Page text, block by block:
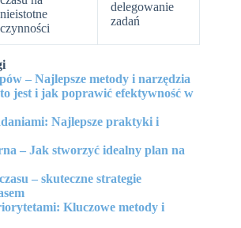
nieistotne
czynności
delegowanie
zadań
– Najlepsze metody i narzędzia
jest i jak poprawić efektywność w
Najlepsze praktyki i
– Jak stworzyć idealny plan na
– skuteczne strategie
Kluczowe metody i